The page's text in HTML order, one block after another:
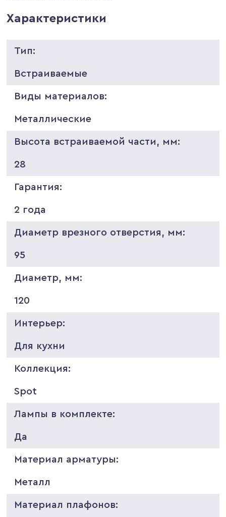
Характеристики
Тип:
Встраиваемые
Виды материалов:
Металлические
Высота встраиваемой части, мм:
28
Гарантия:
2 года
Диаметр врезного отверстия, мм:
95
Диаметр, мм:
120
Интерьер:
Для кухни
Коллекция:
Spot
Лампы в комплекте:
Да
Материал арматуры:
Металл
Материал плафонов: